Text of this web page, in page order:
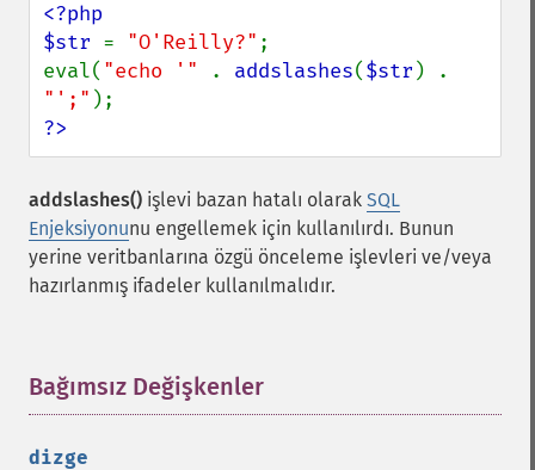
<?php
$str = "O'Reilly?" ;
eval( "echo '" . addslashes($str
"';"
?>
addslashes() işlevi bazan hatalı olarak SQL
Enjeksiyonunu engellemek için kullanılırdı. Bunun
yerine veritbanlarına özgü önceleme işlevleri ve/veya
hazırlanmış ifadeler kullanılmalıdır.
Bağımsız Değişkenler
dizge